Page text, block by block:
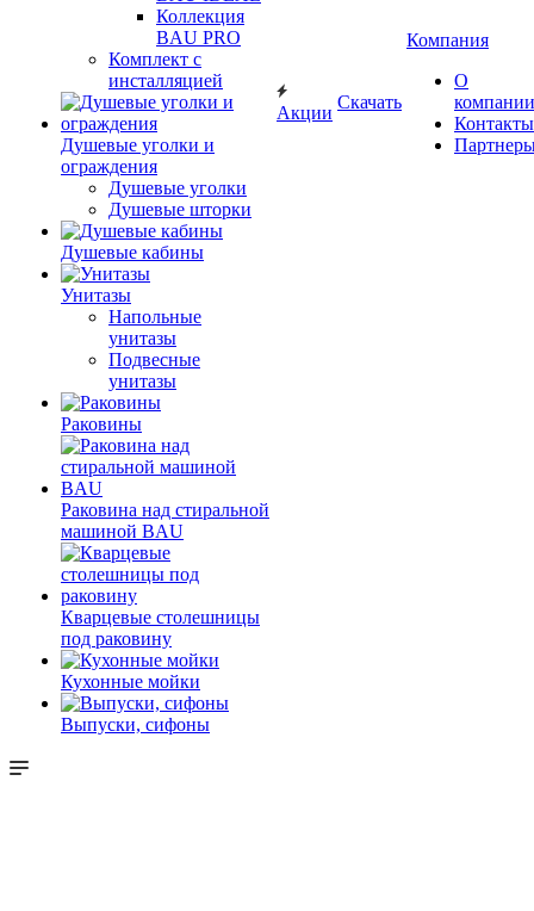
Коллекция
BAU PRO
Комплект с
инсталляцией
Душевые уголки и
ограждения
Душевые уголки
Душевые шторки
Душевые кабины
Унитазы
Напольные
унитазы
Подвесные
унитазы
Раковины
Раковина над стиральной
машиной BAU
Кварцевые столешницы
под раковину
Кухонные мойки
Выпуски, сифоны
Акции
Скачать
Компания
О
компании
Контакты